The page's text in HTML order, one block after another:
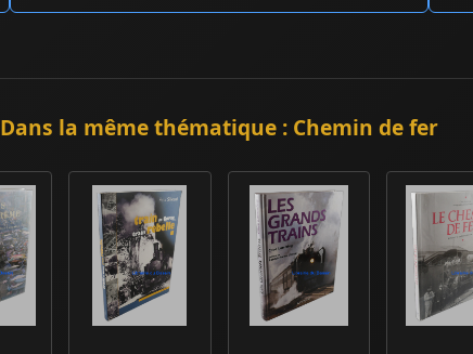
Dans la même thématique : Chemin de fer